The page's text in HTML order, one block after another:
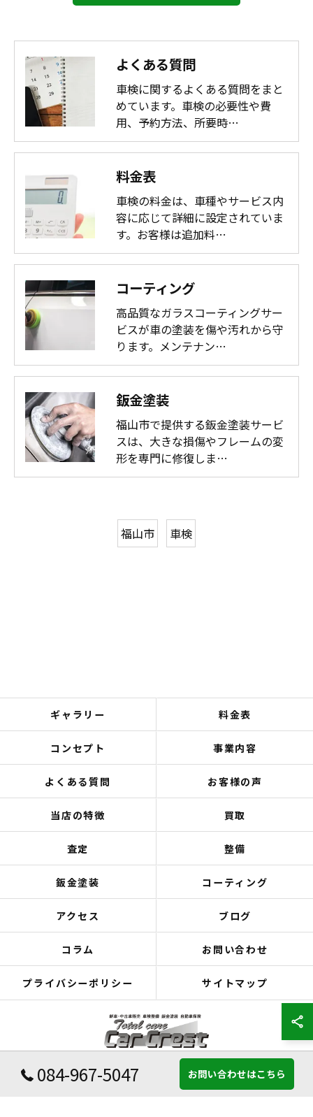
よくある質問
車検に関するよくある質問をまと
めています。車検の必要性や費
用、予約方法、所要時…
料金表
車検の料金は、車種やサービス内
容に応じて詳細に設定されていま
す。お客様は追加料…
コーティング
高品質なガラスコーティングサー
ビスが車の塗装を傷や汚れから守
ります。メンテナン…
鈑金塗装
福山市で提供する鈑金塗装サービ
スは、大きな損傷やフレームの変
形を専門に修復しま…
福山市 車検
084-967-5047 お問い合わせはこちら
ギャラリー 料金表
コンセプト 事業内容
よくある質問 お客様の声
当店の特徴 買取
査定 整備
鈑金塗装 コーティング
アクセス ブログ
コラム お問い合わせ
プライバシーポリシー サイトマップ
© 2026 広島県福山市の車検ならCar Crest ALL RIGHTS RESERVED.